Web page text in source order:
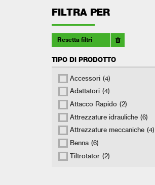
FILTRA PER
Resetta filtri
TIPO DI PRODOTTO
Accessori (4)
Adattatori (4)
Attacco Rapido (2)
Attrezzature idrauliche (6)
Attrezzature meccaniche (4)
Benna (6)
Tiltrotator (2)